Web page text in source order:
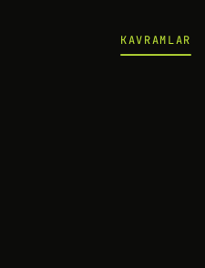
KAVRAMLAR